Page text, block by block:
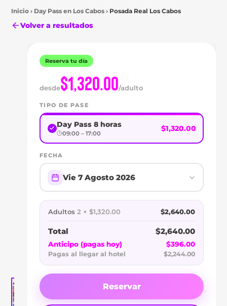
Inicio › Day Pass en Los Cabos › Posada Real Los Cabos
Volver a resultados
Cabos
DAY
PASS
POSADA
REAL
CABOS
Reserva tu día
desde$1,320.00/adulto
TIPO DE PASE
Day Pass 8 horas
09:00 – 17:00
$1,320.00
FECHA
Vie 7 Agosto 2026
Adultos 2 × $1,320.00 $2,640.00
Total $2,640.00
Anticipo (pagas hoy) $396.00
Pagas al llegar al hotel $2,244.00
Reservar